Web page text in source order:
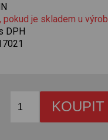
pokud je skladem u
DPH